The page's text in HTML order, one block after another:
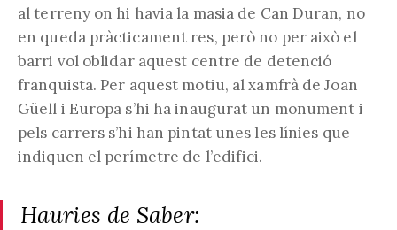
al terreny on hi havia la masia de Can Duran, no
en queda pràcticament res, però no per això el
barri vol oblidar aquest centre de detenció
franquista. Per aquest motiu, al xamfrà de Joan
Güell i Europa s’hi ha inaugurat un monument i
pels carrers s’hi han pintat unes les línies que
indiquen el perímetre de l’edifici.
Hauries de Saber: